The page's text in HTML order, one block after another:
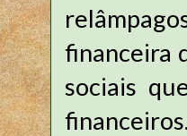
financeira
sociais